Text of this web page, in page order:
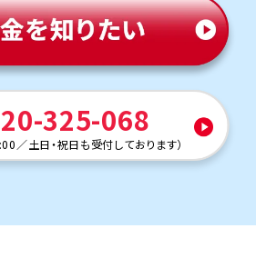
325-068
／土日・祝日も受付しております）